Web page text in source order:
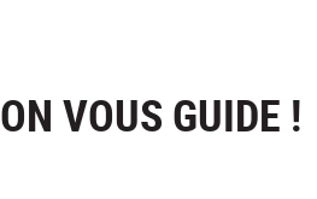
VOUS GUIDE !